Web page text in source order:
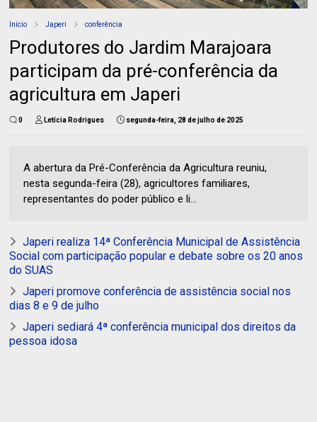
Início Japeri conferência
Produtores do Jardim Marajoara
participam da pré-conferência da
agricultura em Japeri
0 Letícia Rodrigues segunda-feira, 28 de julho de 2025
A abertura da Pré-Conferência da Agricultura reuniu,
nesta segunda-feira (28), agricultores familiares,
representantes do poder público e li...
Japeri realiza 14ª Conferência Municipal de Assistência
Social com participação popular e debate sobre os 20 anos
do SUAS
Japeri promove conferência de assistência social nos
dias 8 e 9 de julho
Japeri sediará 4ª conferência municipal dos direitos da
pessoa idosa